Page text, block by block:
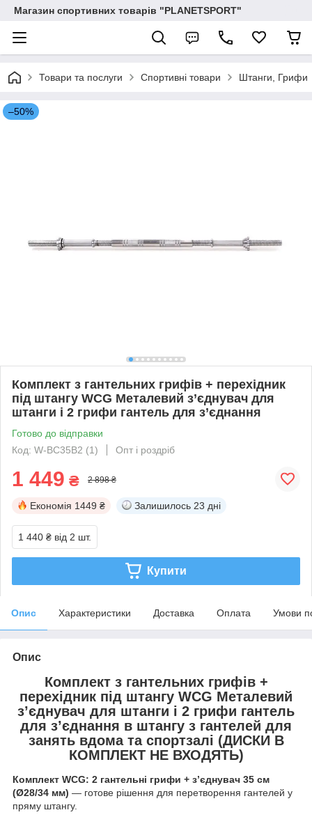
Магазин спортивних товарів "PLANETSPORT"
Товари та послуги Спортивні товари Штанги, Грифи
–50%
Комплект з гантельних грифів + перехідник
під штангу WCG Металевий з’єднувач для
штанги і 2 грифи гантель для з’єднання
Готово до відправки
Код: W-BC35B2 (1)
Опт і роздріб
1 449 ₴ 2 898 ₴
Економія 1449 ₴ Залишилось 23 дні
1 440 ₴ від 2 шт.
Купити
Опис Характеристики Доставка Оплата Умови
Опис
Комплект з гантельних грифів +
перехідник під штангу WCG Металевий
з’єднувач для штанги і 2 грифи гантель
для з’єднання в штангу з гантелей для
занять вдома та спортзалі (ДИСКИ В
КОМПЛЕКТ НЕ ВХОДЯТЬ)
Комплект WCG: 2 гантельні грифи + з’єднувач 35 см
(Ø28/34 мм) — готове рішення для перетворення гантелей у
пряму штангу.